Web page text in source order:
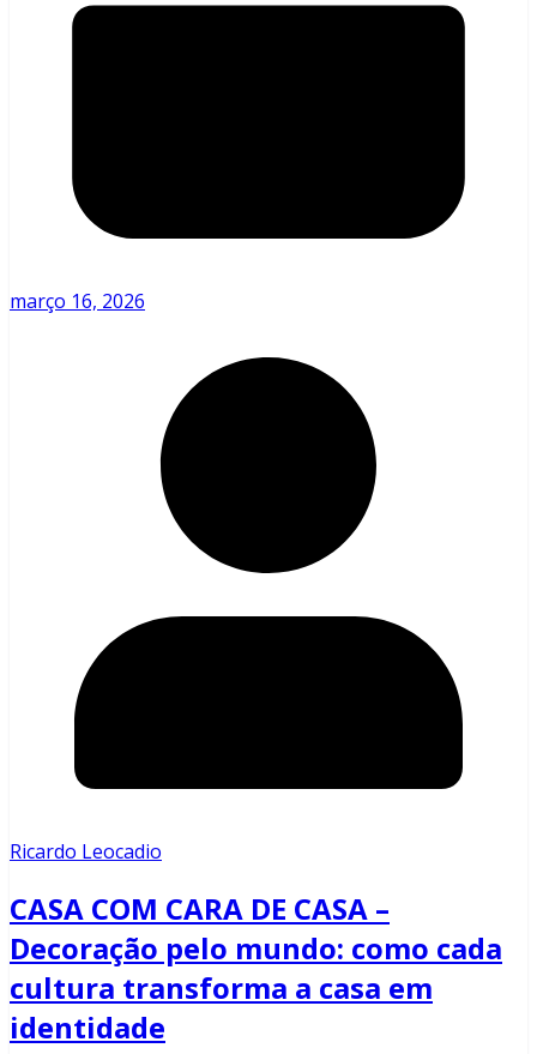
março 16, 2026
Ricardo Leocadio
CASA COM CARA DE CASA –
Decoração pelo mundo: como cada
cultura transforma a casa em
identidade